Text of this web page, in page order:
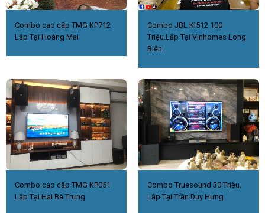
Combo cao cấp TMG KP712
Lắp Tại Hoàng Mai
Combo JBL KI512 100
Triệu.Lắp Tại Vinhomes Long
Biên.
Combo cao cấp TMG KP051
Lắp Tại Hai Bà Trưng
Combo Truesound 30 Triệu.
Lắp Tại Trần Duy Hưng